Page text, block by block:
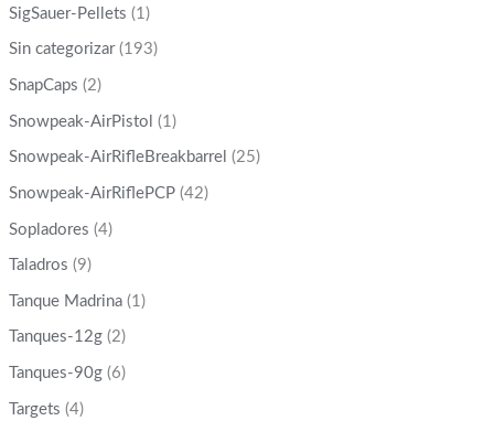
SigSauer-Pellets (1)
Sin categorizar (193)
SnapCaps (2)
Snowpeak-AirPistol (1)
Snowpeak-AirRifleBreakbarrel (25)
Snowpeak-AirRiflePCP (42)
Sopladores (4)
Taladros (9)
Tanque Madrina (1)
Tanques-12g (2)
Tanques-90g (6)
Targets (4)